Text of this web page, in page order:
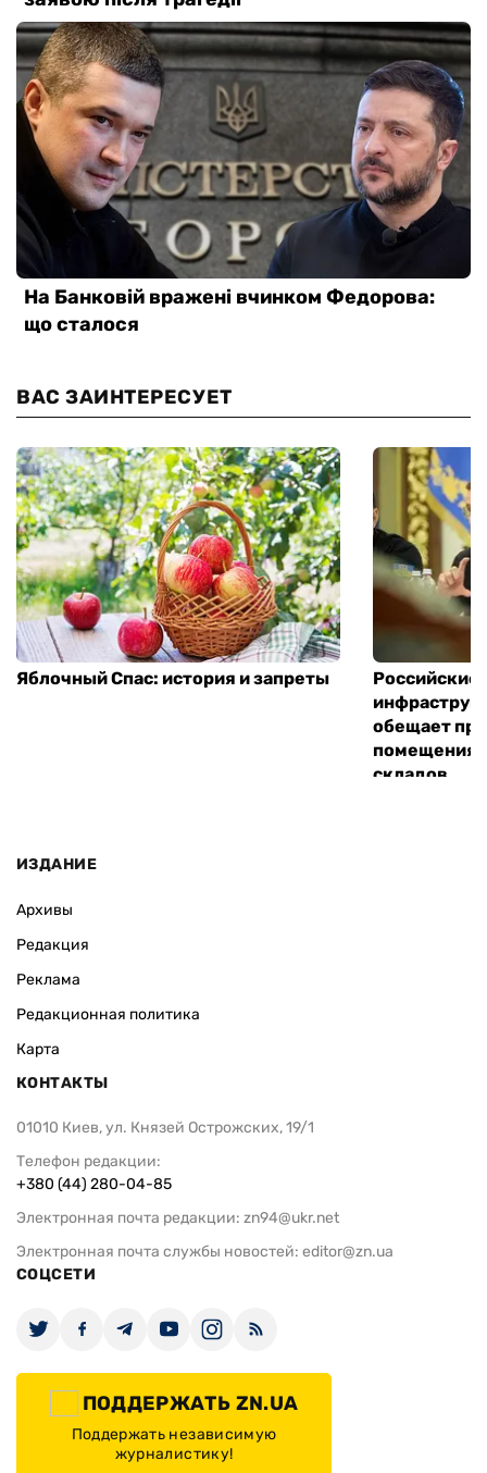
ВАС ЗАИНТЕРЕСУЕТ
Яблочный Спас: история и запреты
Российские
обещает
помещения
складов
ИЗДАНИЕ
Архивы
Редакция
Реклама
Редакционная политика
Карта
КОНТАКТЫ
01010 Киев, ул. Князей Острожских, 19/1
Телефон редакции:
+380 (44) 280-04-85
Электронная почта редакции: zn94@ukr.net
Электронная почта службы новостей: editor@zn.ua
СОЦСЕТИ
ПОДДЕРЖАТЬ ZN.UA
Поддержать независимую
журналистику!